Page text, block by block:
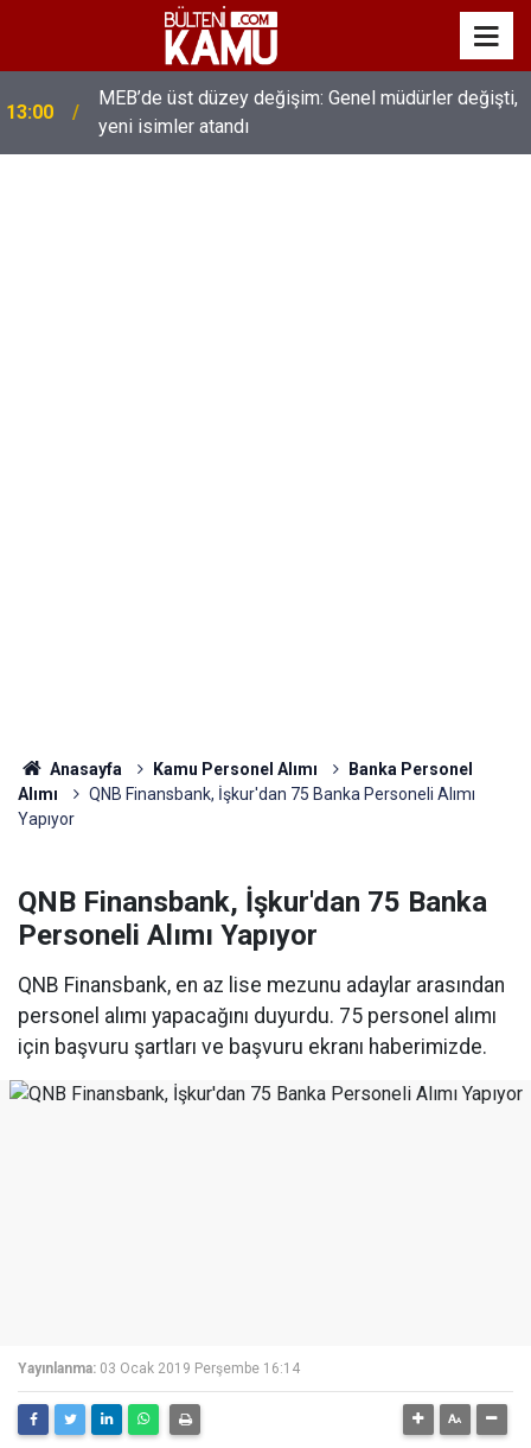
13:00
MEB’de üst düzey değişim: Genel müdürler değişti,
yeni isimler atandı
Anasayfa Kamu Personel Alımı
Banka Personel
Alımı
QNB Finansbank, İşkur'dan 75 Banka Personeli Alımı
Yapıyor
QNB Finansbank, İşkur'dan 75 Banka
Personeli Alımı Yapıyor
QNB Finansbank, en az lise mezunu adaylar arasından
personel alımı yapacağını duyurdu. 75 personel alımı
için başvuru şartları ve başvuru ekranı haberimizde.
Yayınlanma: 03 Ocak 2019 Perşembe 16:14